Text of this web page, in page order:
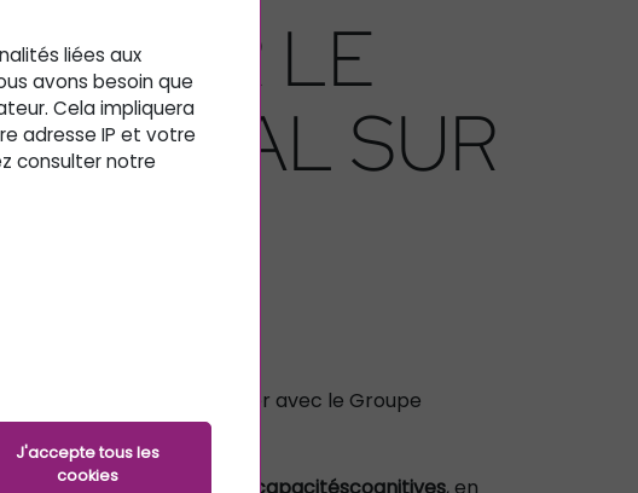
PAR LE
SUR
ont ainsi pu échanger avec le Groupe
dehandicap.
liées aux
avons besoin que
Cela impliquera
adresse IP et votre
consulter notre
J'accepte tous les
cookies